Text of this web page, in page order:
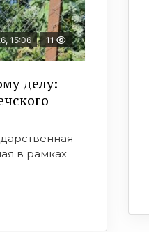
15:06 11
делу:
в рамках